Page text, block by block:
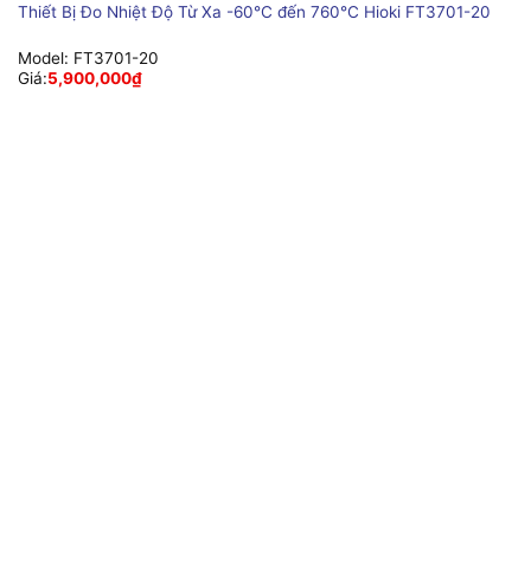
Thiết Bị Đo Nhiệt Độ Từ Xa -60°C đến 760°C Hioki FT3701-20
Model: FT3701-20
Giá:5,900,000₫